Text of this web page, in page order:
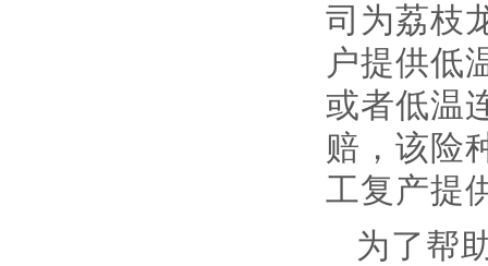
司为荔枝
户提供低
或者低温
赔，该险
工复产提
为了帮